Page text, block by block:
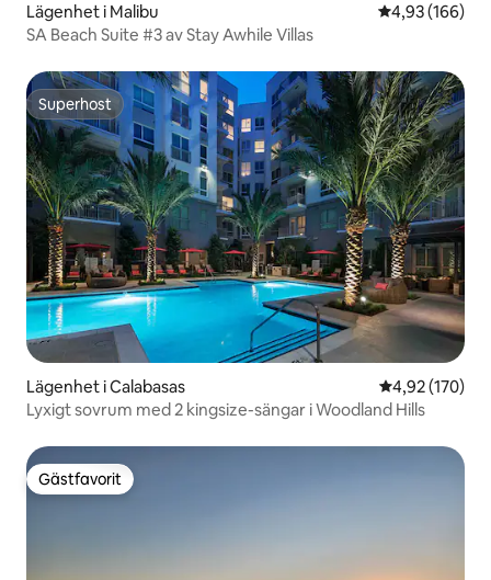
Lägenhet i Malibu 4,93 av 5 i
4,93 (166)
SA Beach Suite #3 av Stay Awhile Villas
Superhost
Superhost
Lägenhet i Calabasas 4,92 av 5 i
4,92 (170)
Lyxigt sovrum med 2 kingsize-sängar i Woodland Hills
Gästfavorit
Gästfavorit